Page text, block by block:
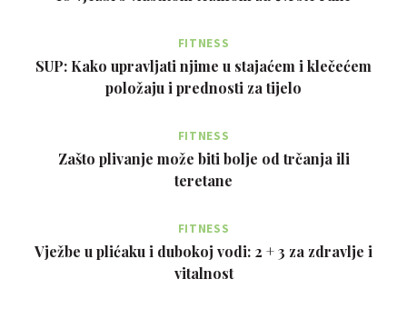
FITNESS
SUP: Kako upravljati njime u stajaćem i klečećem
položaju i prednosti za tijelo
FITNESS
Zašto plivanje može biti bolje od trčanja ili
teretane
FITNESS
Vježbe u plićaku i dubokoj vodi: 2 + 3 za zdravlje i
vitalnost